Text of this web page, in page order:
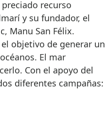
recurso
y su fundador, el
Manu San Félix.
objetivo de generar un
El mar
Con el apoyo del
diferentes campañas: